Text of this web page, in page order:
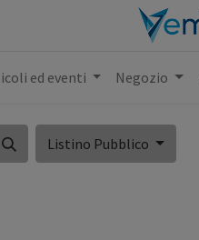
ed eventi Negozio
Listino Pubblico